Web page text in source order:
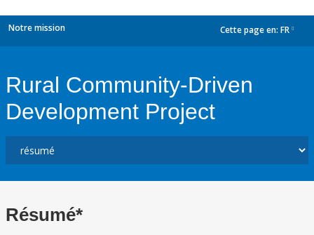
Notre mission Cette page en: FR
Rural Community-Driven
Development Project
Résumé*